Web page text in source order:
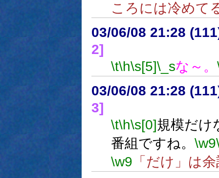
ころには冷めて
03/06/08 21:28
2]
\t\h\s[5]\_sな～。
03/06/08 21:28
3]
\t\h\s[0]規模だけ
番組ですね。 \w9
\w9 「だけ」は